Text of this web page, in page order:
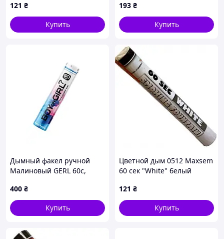
121 ₴
Купить
193 ₴
Купить
Дымный факел ручной
Малиновый GERL 60с,
400 ₴
Купить
Цветной дым 0512 Maxsem
60 сек "White" белый
121 ₴
Купить